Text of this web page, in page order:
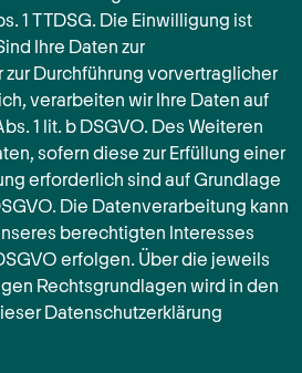
1 TTDSG. Die Einwilligung ist
Ihre Daten zur
Durchführung vorvertraglicher
verarbeiten wir Ihre Daten auf
1 lit. b DSGVO. Des Weiteren
sofern diese zur Erfüllung einer
erforderlich sind auf Grundlage
Die Datenverarbeitung kann
berechtigten Interesses
erfolgen. Über die jeweils
Rechtsgrundlagen wird in den
Datenschutzerklärung